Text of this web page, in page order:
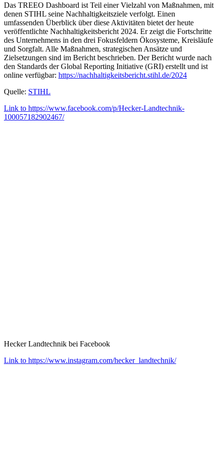
Das TREEO Dashboard ist Teil einer Vielzahl von Maßnahmen, mit
denen STIHL seine Nachhaltigkeitsziele verfolgt. Einen
umfassenden Überblick über diese Aktivitäten bietet der heute
veröffentlichte Nachhaltigkeitsbericht 2024. Er zeigt die Fortschritte
des Unternehmens in den drei Fokusfeldern Ökosysteme, Kreisläufe
und Sorgfalt. Alle Maßnahmen, strategischen Ansätze und
Zielsetzungen sind im Bericht beschrieben. Der Bericht wurde nach
den Standards der Global Reporting Initiative (GRI) erstellt und ist
online verfügbar: https://nachhaltigkeitsbericht.stihl.de/2024
Quelle: STIHL
Link to https://www.facebook.com/p/Hecker-Landtechnik-
100057182902467/
Hecker Landtechnik bei Facebook
Link to https://www.instagram.com/hecker_landtechnik/